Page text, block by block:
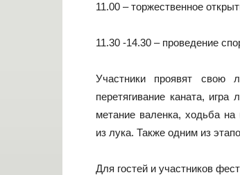
11.00 – торжественное
11.30 -14.30 – проведение
Участники проявят свою
перетягивание каната,
метание валенка, ходьба
из лука. Также одним из
Для гостей и участников